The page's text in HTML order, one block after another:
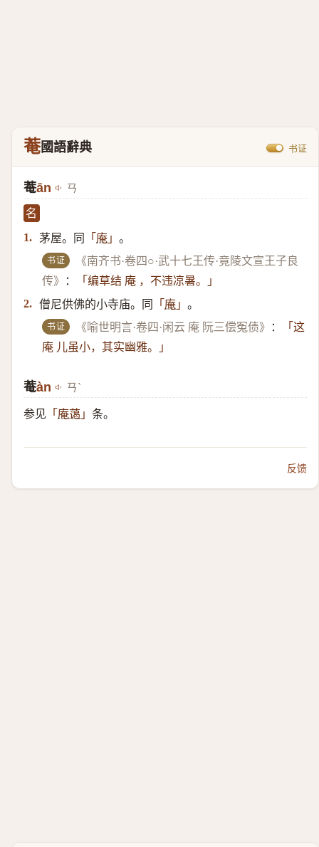
菴國語辭典 书证
菴ān ㄢ
名
1. 茅屋。同 「 庵 」 。
书证
《南齐书·卷四○·武十七王传·竟陵文宣王子良
传》
：
「编草结 庵 ，不违凉暑。」
2. 僧尼供佛的小寺庙。同 「 庵 」 。
书证 《喻世明言·卷四·闲云 庵 阮三偿冤债》 ：
「这
庵 儿虽小，其实幽雅。」
菴àn ㄢˋ
参见 「 庵蔼 」 条。
反馈